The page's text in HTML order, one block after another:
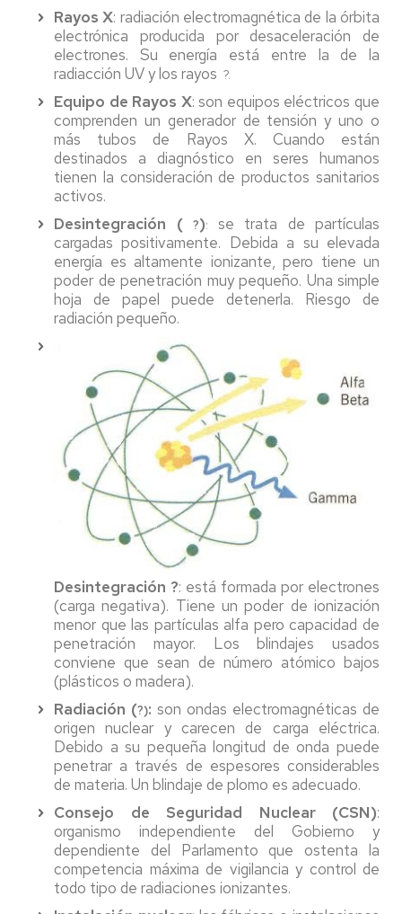
Rayos X: radiación electromagnética de la órbita
electrónica producida por desaceleración de
electrones. Su energía está entre la de la
radiacción UV y los rayos ?.
Equipo de Rayos X: son equipos eléctricos que
comprenden un generador de tensión y uno o
más tubos de Rayos X. Cuando están
destinados a diagnóstico en seres humanos
tienen la consideración de productos sanitarios
activos.
Desintegración (
?): se trata de partículas
cargadas positivamente. Debida a su elevada
energía es altamente ionizante, pero tiene un
poder de penetración muy pequeño. Una simple
hoja de papel puede detenerla. Riesgo de
radiación pequeño.
Desintegración ?: está formada por electrones
(carga negativa). Tiene un poder de ionización
menor que las partículas alfa pero capacidad de
penetración mayor. Los blindajes usados
conviene que sean de número atómico bajos
(plásticos o madera).
Radiación (?): son ondas electromagnéticas de
origen nuclear y carecen de carga eléctrica.
Debido a su pequeña longitud de onda puede
penetrar a través de espesores considerables
de materia. Un blindaje de plomo es adecuado.
Consejo de Seguridad Nuclear (CSN):
organismo independiente del Gobierno y
dependiente del Parlamento que ostenta la
competencia máxima de vigilancia y control de
todo tipo de radiaciones ionizantes.